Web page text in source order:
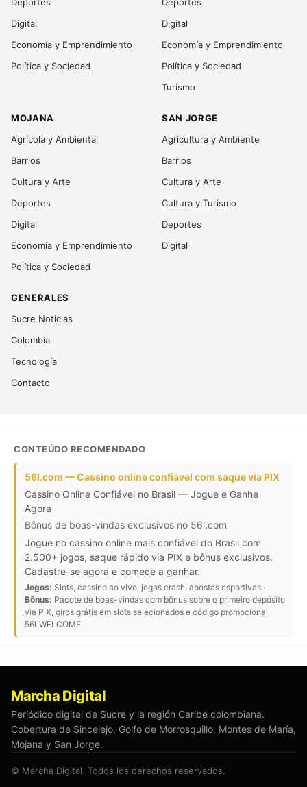
Deportes
Digital
Economía y Emprendimiento
Política y Sociedad
Deportes
Digital
Economía y Emprendimiento
Política y Sociedad
Turismo
MOJANA
Agrícola y Ambiental
Barrios
Cultura y Arte
Deportes
Digital
Economía y Emprendimiento
Política y Sociedad
SAN JORGE
Agricultura y Ambiente
Barrios
Cultura y Arte
Cultura y Turismo
Deportes
Digital
GENERALES
Sucre Noticias
Colombia
Tecnología
Contacto
CONTEÚDO RECOMENDADO
56l.com — Cassino online confiável com saque via PIX
Cassino Online Confiável no Brasil — Jogue e Ganhe
Agora
Bônus de boas-vindas exclusivos no 56l.com
Jogue no cassino online mais confiável do Brasil com
2.500+ jogos, saque rápido via PIX e bônus exclusivos.
Cadastre-se agora e comece a ganhar.
Jogos: Slots, cassino ao vivo, jogos crash, apostas esportivas ·
Bônus: Pacote de boas-vindas com bônus sobre o primeiro depósito
via PIX, giros grátis em slots selecionados e código promocional
56LWELCOME
Marcha Digital
Periódico digital de Sucre y la región Caribe colombiana.
Cobertura de Sincelejo, Golfo de Morrosquillo, Montes de María,
Mojana y San Jorge.
© Marcha Digital. Todos los derechos reservados.